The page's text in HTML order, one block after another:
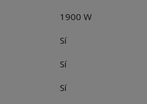
1900 W
Sí
Sí
Sí